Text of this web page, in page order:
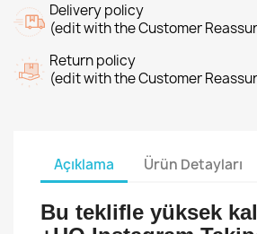
Delivery policy
(edit with the Customer
Return policy
(edit with the Customer
Açıklama Ürün Detayları
Bu teklifle yüksek